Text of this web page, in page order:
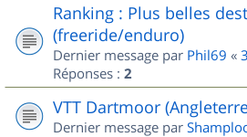
Ranking : Plus belles
(freeride/enduro)
Dernier message par Phil69 «
Réponses : 2
VTT Dartmoor
Dernier message par